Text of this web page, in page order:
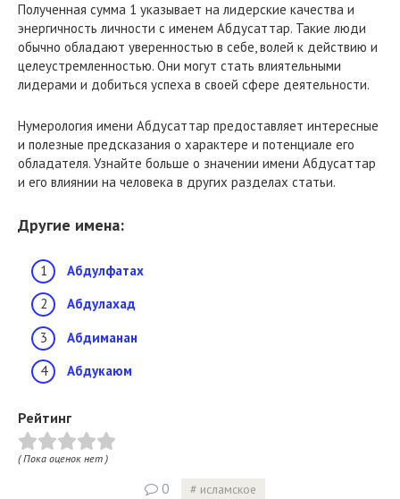
Полученная сумма 1 указывает на лидерские качества и
энергичность личности с именем Абдусаттар. Такие люди
обычно обладают уверенностью в себе, волей к действию и
целеустремленностью. Они могут стать влиятельными
лидерами и добиться успеха в своей сфере деятельности.
Нумерология имени Абдусаттар предоставляет интересные
и полезные предсказания о характере и потенциале его
обладателя. Узнайте больше о значении имени Абдусаттар
и его влиянии на человека в других разделах статьи.
Другие имена:
Абдулфатах
Абдулахад
Абдиманан
Абдукаюм
Рейтинг
( Пока оценок нет )
0 исламское